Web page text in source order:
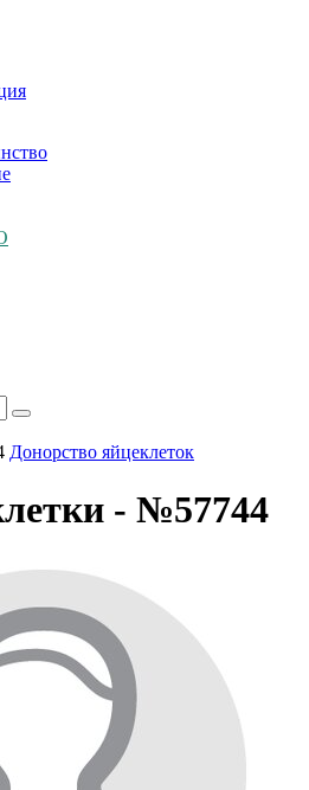
Донорство яйцеклеток
- №57744